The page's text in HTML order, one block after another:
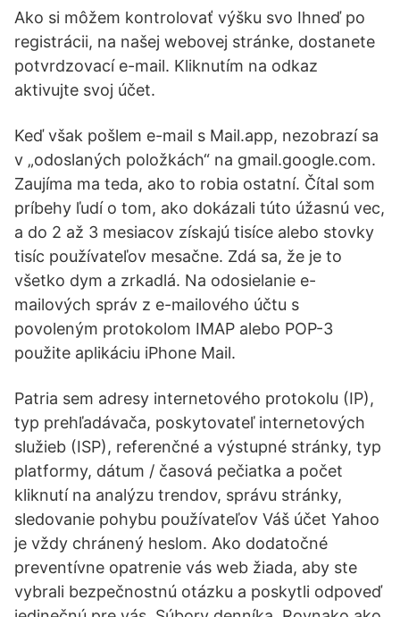
Ako si môžem kontrolovať výšku svo Ihneď po
registrácii, na našej webovej stránke, dostanete
potvrdzovací e-mail. Kliknutím na odkaz
aktivujte svoj účet.
Keď však pošlem e-mail s Mail.app, nezobrazí sa
v „odoslaných položkách“ na gmail.google.com.
Zaujíma ma teda, ako to robia ostatní. Čítal som
príbehy ľudí o tom, ako dokázali túto úžasnú vec,
a do 2 až 3 mesiacov získajú tisíce alebo stovky
tisíc používateľov mesačne. Zdá sa, že je to
všetko dym a zrkadlá. Na odosielanie e-
mailových správ z e-mailového účtu s
povoleným protokolom IMAP alebo POP-3
použite aplikáciu iPhone Mail.
Patria sem adresy internetového protokolu (IP),
typ prehľadávača, poskytovateľ internetových
služieb (ISP), referenčné a výstupné stránky, typ
platformy, dátum / časová pečiatka a počet
kliknutí na analýzu trendov, správu stránky,
sledovanie pohybu používateľov Váš účet Yahoo
je vždy chránený heslom. Ako dodatočné
preventívne opatrenie vás web žiada, aby ste
vybrali bezpečnostnú otázku a poskytli odpoveď